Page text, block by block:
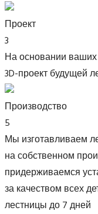
Проект
3
На основании
3D-проект будущей
Производство
5
Мы изготавливаем
на собственном
придерживаемся
за качеством всех
лестницы до 7 дней